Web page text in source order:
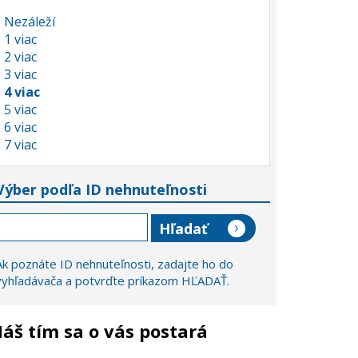
Nezáleží
1 viac
2 viac
3 viac
4 viac
5 viac
6 viac
7 viac
podľa ID nehnuteľnosti
poznáte ID nehnuteľnosti, zadajte ho do
a potvrďte príkazom HĽADAŤ.
tím sa o vás postará